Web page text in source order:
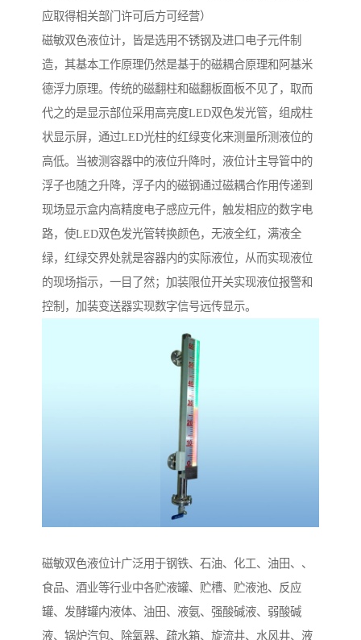
应取得相关部门许可后方可经营）
磁敏双色液位计，皆是选用不锈钢及进口电子元件制
造，其基本工作原理仍然是基于的磁耦合原理和阿基米
德浮力原理。传统的磁翻柱和磁翻板面板不见了，取而
代之的是显示部位采用高亮度LED双色发光管，组成柱
状显示屏，通过LED光柱的红绿变化来测量所测液位的
高低。当被测容器中的液位升降时，液位计主导管中的
浮子也随之升降，浮子内的磁钢通过磁耦合作用传递到
现场显示盒内高精度电子感应元件，触发相应的数字电
路，使LED双色发光管转换颜色，无液全红，满液全
绿，红绿交界处就是容器内的实际液位，从而实现液位
的现场指示，一目了然；加装限位开关实现液位报警和
控制，加装变送器实现数字信号远传显示。
磁敏双色液位计广泛用于钢铁、石油、化工、油田、、
食品、酒业等行业中各贮液罐、贮槽、贮液池、反应
罐、发酵罐内液体、油田、液氨、强酸碱液、弱酸碱
液、锅炉汽包、除氧器、疏水箱、旋流井、水风井、液